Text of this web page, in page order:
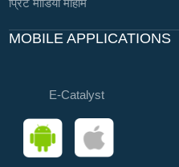
MOBILE APPLICATIONS
E-Catalyst